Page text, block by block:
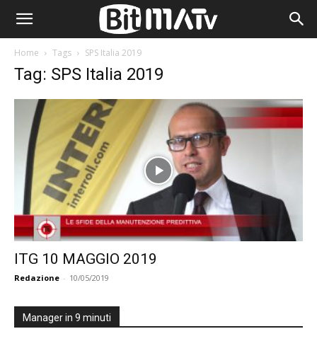
Home Tags SPS Italia 2019
Tag: SPS Italia 2019
ITG 10 MAGGIO 2019
Redazione - 10/05/2019
Manager in 9 minuti